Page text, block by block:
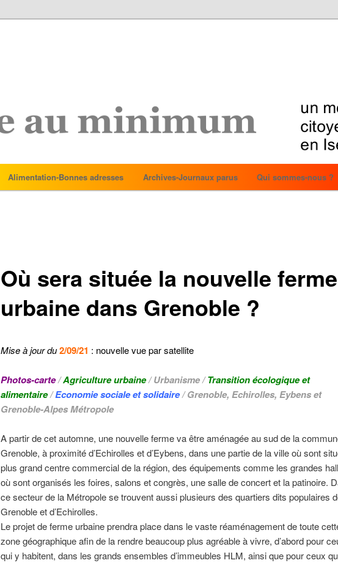
Alimentation-Bonnes adresses Archives-Journaux parus Qui sommes-nous ?
Où sera située la nouvelle ferme
urbaine dans Grenoble ?
Mise à jour du2/09/21 : nouvelle vue par satellite
Photos-carte/Agriculture urbaine/ Urbanisme /Transition écologique et
alimentaire/Economie sociale et solidaire/ Grenoble, Echirolles, Eybens et
Grenoble-Alpes Métropole
A partir de cet automne, une nouvelle ferme va être aménagée au sud de la
Grenoble, à proximité d’Echirolles et d’Eybens, dans une partie de la ville où sont
plus grand centre commercial de la région, des équipements comme les grandes
où sont organisés les foires, salons et congrès, une salle de concert et la patinoire.
ce secteur de la Métropole se trouvent aussi plusieurs des quartiers dits populaires
Grenoble et d’Echirolles.
Le projet de ferme urbaine prendra place dans le vaste réaménagement de toute
zone géographique afin de la rendre beaucoup plus agréable à vivre, d’abord pour
qui y habitent, dans les grands ensembles d’immeubles HLM, ainsi que pour ceux